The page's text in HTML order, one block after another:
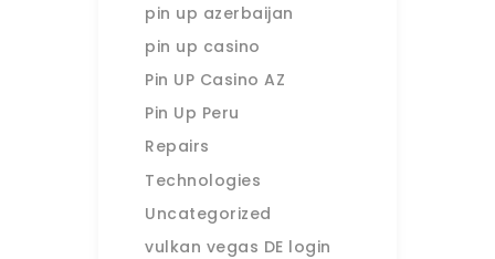
pin up azerbaijan
pin up casino
Pin UP Casino AZ
Pin Up Peru
Repairs
Technologies
Uncategorized
vulkan vegas DE login